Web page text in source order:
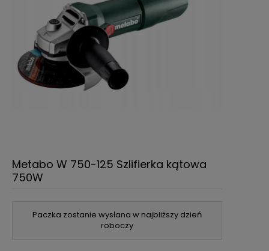
Paczka zostanie wysłana w najbliższy dzień
roboczy
Metabo W 750-125 Szlifierka kątowa
750W